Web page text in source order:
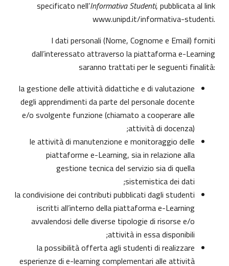
specificato nell’Informativa Studenti, pubblicata al link
www.unipd.it/informativa-studenti.
I dati personali (Nome, Cognome e Email) forniti
dall’interessato attraverso la piattaforma e-Learning
saranno trattati per le seguenti finalità:
la gestione delle attività didattiche e di valutazione
degli apprendimenti da parte del personale docente
e/o svolgente funzione (chiamato a cooperare alle
attività di docenza);
le attività di manutenzione e monitoraggio delle
piattaforme e-Learning, sia in relazione alla
gestione tecnica del servizio sia di quella
sistemistica dei dati;
la condivisione dei contributi pubblicati dagli studenti
iscritti all’interno della piattaforma e-Learning
avvalendosi delle diverse tipologie di risorse e/o
attività in essa disponibili;
la possibilità offerta agli studenti di realizzare
esperienze di e-learning complementari alle attività